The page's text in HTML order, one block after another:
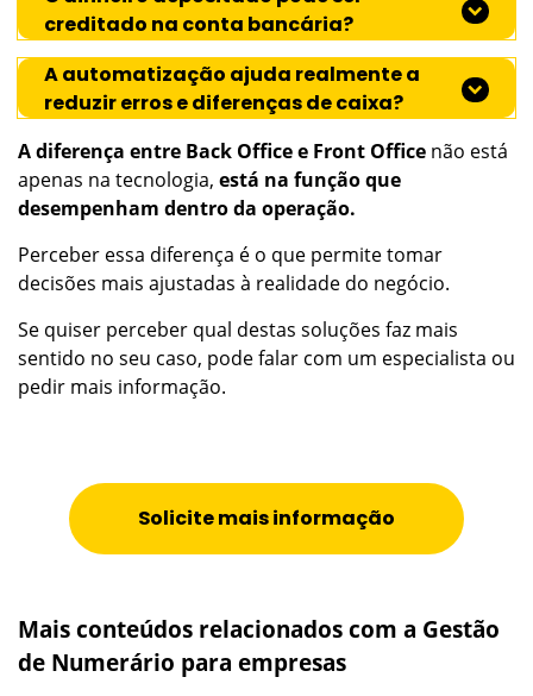
creditado na conta bancária?
A automatização ajuda realmente a
reduzir erros e diferenças de caixa?
A diferença entre Back Office e Front Office não está
apenas na tecnologia, está na função que
desempenham dentro da operação.
Perceber essa diferença é o que permite tomar
decisões mais ajustadas à realidade do negócio.
Se quiser perceber qual destas soluções faz mais
sentido no seu caso, pode falar com um especialista ou
pedir mais informação.
Solicite mais informação
Mais conteúdos relacionados com a Gestão
de Numerário para empresas